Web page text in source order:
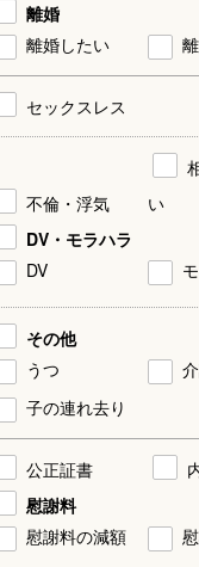
離婚
離婚したい
セックスレス
不倫・浮気
い
DV・モラハラ
DV
その他
うつ
子の連れ去り
公正証書
慰謝料
慰謝料の減額